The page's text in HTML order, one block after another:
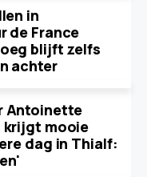
in
de France
blijft zelfs
achter
Antoinette
krijgt mooie
dag in Thialf: